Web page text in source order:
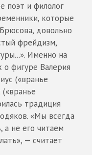
поэт и филолог
которые
довольно
фрейдизм,
Именно на
фигуре Валерия
(«вранье
традиция
«Мы всегда
а не его читаем
— считает